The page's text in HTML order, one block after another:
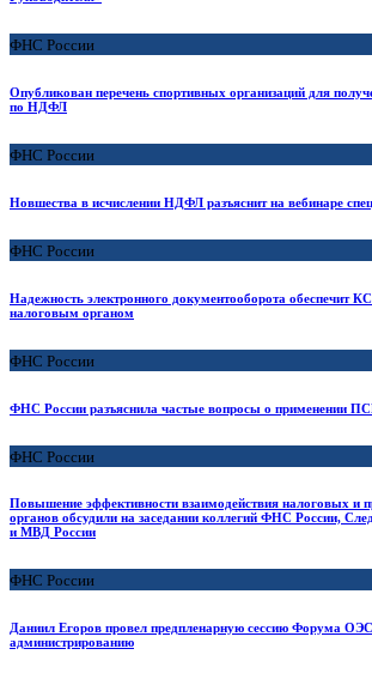
ФНС России
Опубликован перечень спортивных организаций для
по НДФЛ
ФНС России
Новшества в исчислении НДФЛ разъяснит на вебинаре
ФНС России
Надежность электронного документооборота
налоговым органом
ФНС России
ФНС России разъяснила частые вопросы о применении
ФНС России
Повышение эффективности взаимодействия налоговых и
органов обсудили на заседании коллегий ФНС России,
и МВД России
ФНС России
Даниил Егоров провел предпленарную сессию Форума
администрированию